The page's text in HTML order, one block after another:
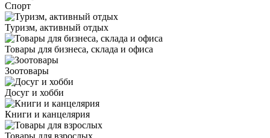
Спорт
Туризм, активный отдых
Товары для бизнеса, склада и офиса
Зоотовары
Досуг и хобби
Книги и канцелярия
Товары для взрослых